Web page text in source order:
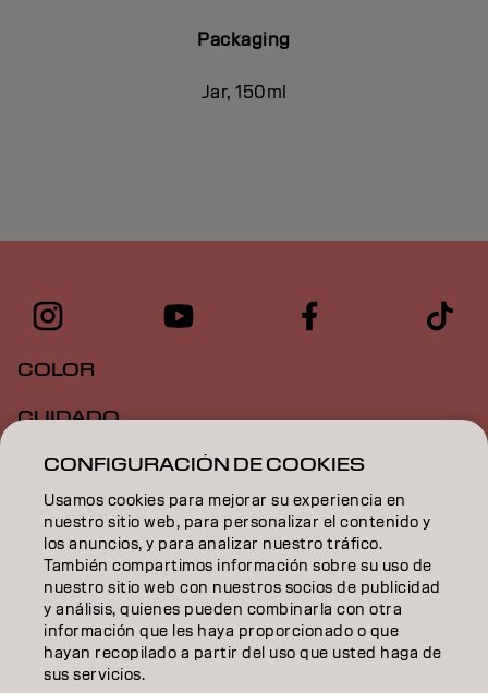
Packaging
Jar, 150ml
COLOR
CUIDADO
TEXTURA
STYLING
INSPIRACIÓN
EDUCACIÓN
SOBRE NOSOTROS
CONFIGURACIÓN DE COOKIES
Usamos cookies para mejorar su experiencia en
nuestro sitio web, para personalizar el contenido y
los anuncios, y para analizar nuestro tráfico.
También compartimos información sobre su uso de
nuestro sitio web con nuestros socios de publicidad
y análisis, quienes pueden combinarla con otra
información que les haya proporcionado o que
hayan recopilado a partir del uso que usted haga de
sus servicios.